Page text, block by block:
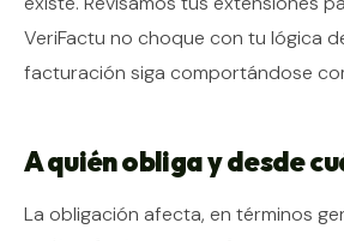
VeriFactu no choque con tu lógica
facturación siga comportándose
A quién obliga y desde
La obligación afecta, en términos